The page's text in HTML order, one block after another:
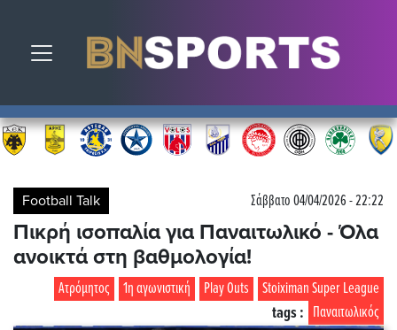
Toggle navigation
Football Talk Σάββατο 04/04/2026 - 22:22
Πικρή ισοπαλία για Παναιτωλικό - Όλα
ανοικτά στη βαθμολογία!
Stoiximan Super League
Play Outs
1η αγωνιστική
Ατρόμητος
Παναιτωλικός
tags :